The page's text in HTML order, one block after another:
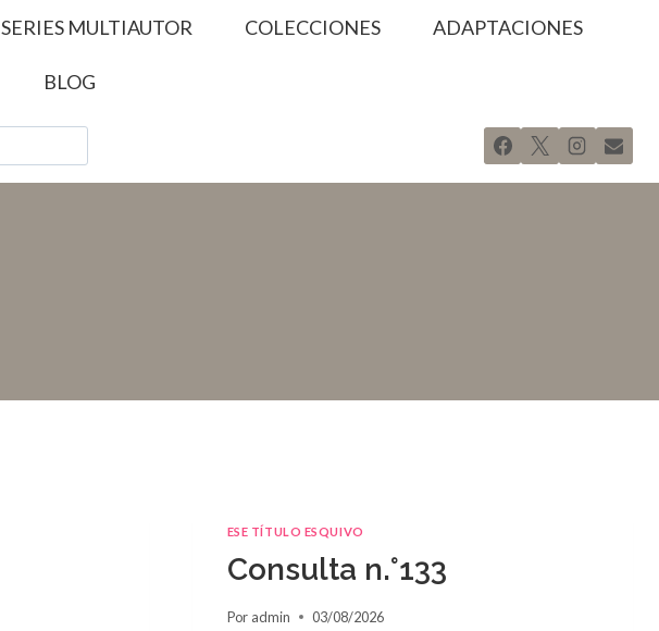
SERIES MULTIAUTOR COLECCIONES ADAPTACIONES
BLOG
ESE TÍTULO ESQUIVO
Consulta n.°133
Por admin 03/08/2026